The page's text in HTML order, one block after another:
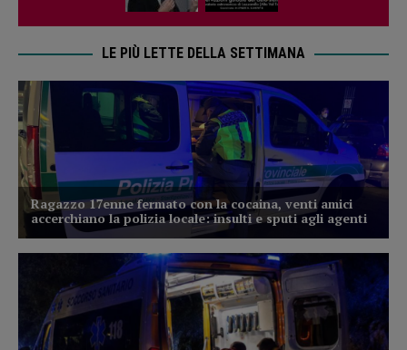
LE PIÙ LETTE DELLA SETTIMANA